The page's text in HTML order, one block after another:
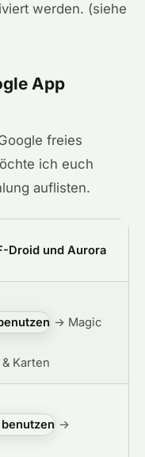
werden. (siehe
App
freies
ich euch
auflisten.
Droid und Aurora
→ Magic
Karten
→